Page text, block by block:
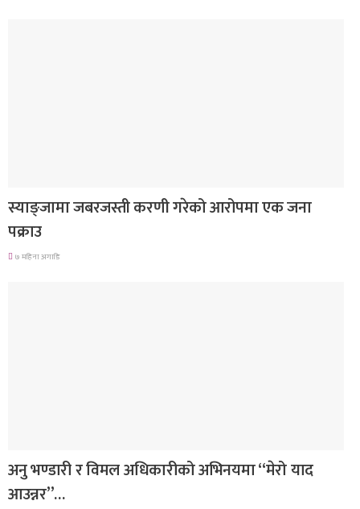
स्याङ्जामा जबरजस्ती करणी गरेको आरोपमा एक जना
पक्राउ
७ महिना अगाडि
अनु भण्डारी र विमल अधिकारीको अभिनयमा “मेरो याद
आउन्नर”…